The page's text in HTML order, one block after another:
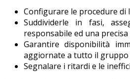
Configurare le procedure di
Suddividerle in fasi,
responsabile ed una
Garantire disponibilità
aggiornate a tutto il gruppo
Segnalare i ritardi e le